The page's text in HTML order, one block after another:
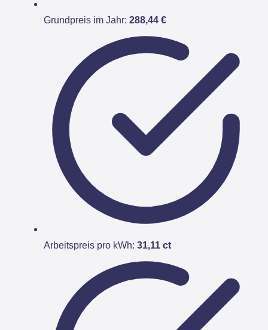
Grundpreis im Jahr: 288,44 €
Arbeitspreis pro kWh: 31,11 ct